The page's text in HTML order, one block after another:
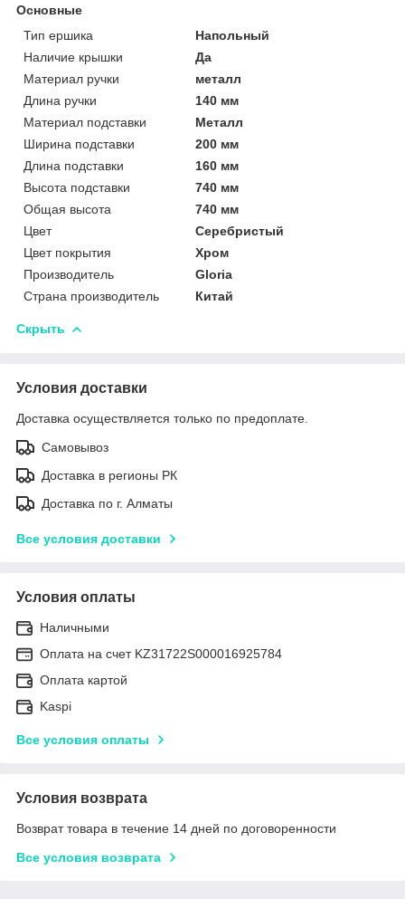
Основные
Тип ершика
Напольный
Наличие крышки
Да
Материал ручки
металл
Длина ручки
140 мм
Материал подставки
Металл
Ширина подставки
200 мм
Длина подставки
160 мм
Высота подставки
740 мм
Общая высота
740 мм
Цвет
Серебристый
Цвет покрытия
Хром
Производитель
Gloria
Страна производитель
Китай
Скрыть
Условия доставки
Доставка осуществляется только по предоплате.
Самовывоз
Доставка в регионы РК
Доставка по г. Алматы
Все условия доставки
Условия оплаты
Наличными
Оплата на счет KZ31722S000016925784
Оплата картой
Kaspi
Все условия оплаты
Условия возврата
Возврат товара в течение 14 дней по договоренности
Все условия возврата